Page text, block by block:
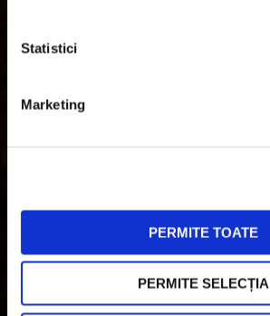
Statistici
Marketing
PERMITE TOATE
PERMITE SELECȚIA